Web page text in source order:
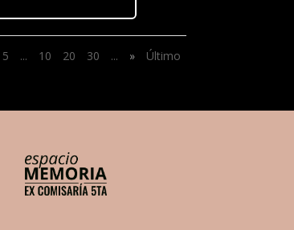
5 ... 10 20 30 ... » Último